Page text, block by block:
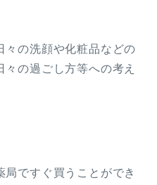
々の洗顔や化粧品などの
の過ごし方等への考え
ですぐ買うことができ